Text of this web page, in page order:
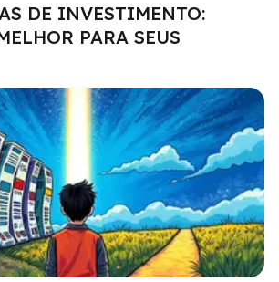
DE INVESTIMENTO:
PARA SEUS